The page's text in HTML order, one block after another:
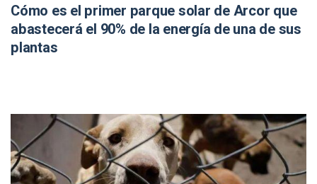
Cómo es el primer parque solar de Arcor que
abastecerá el 90% de la energía de una de sus
plantas